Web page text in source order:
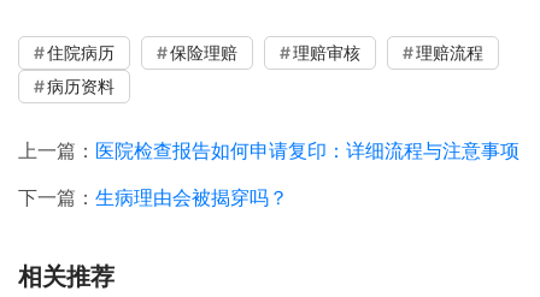
住院病历 保险理赔 理赔审核
理赔流程
病历资料
上一篇： 医院检查报告如何申请复印：详细流程与注意事项
下一篇： 生病理由会被揭穿吗？
相关推荐